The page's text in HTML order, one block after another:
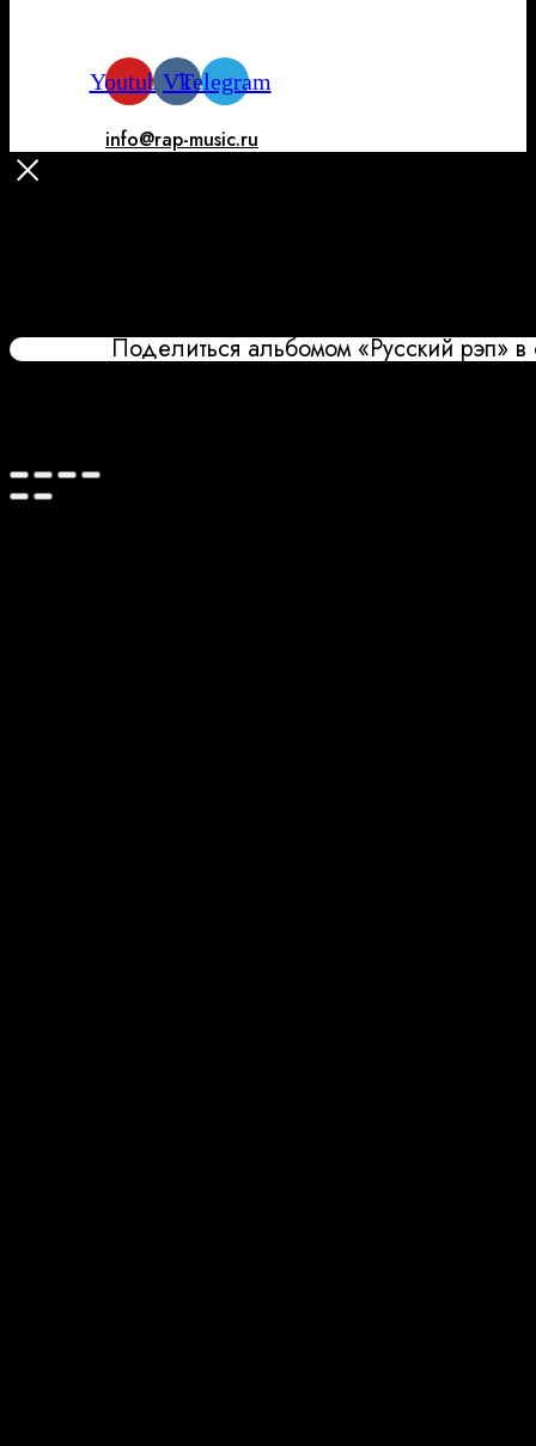
YoutubeVkTelegram
info@rap-music.ru
Поделиться альбомом «Русский рэп» в